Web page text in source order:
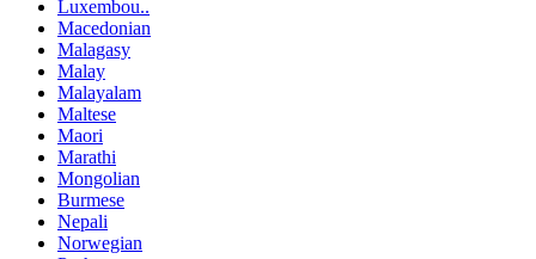
Luxembou..
Macedonian
Malagasy
Malay
Malayalam
Maltese
Maori
Marathi
Mongolian
Burmese
Nepali
Norwegian